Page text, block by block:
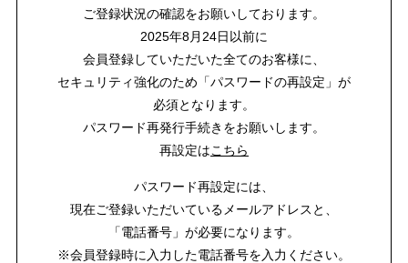
ご登録状況の確認をお願いしております。
2025年8月24日以前に
会員登録していただいた全てのお客様に、
セキュリティ強化のため「パスワードの再設定」が
必須となります。
パスワード再発行手続きをお願いします。
再設定はこちら
パスワード再設定には、
現在ご登録いただいているメールアドレスと、
「電話番号」が必要になります。
※会員登録時に入力した電話番号を入力ください。